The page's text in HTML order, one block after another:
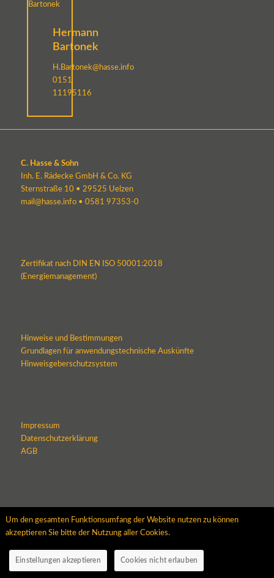
Hermann
Bartonek
H.Bartonek@hasse.info
0151
11195116
C. Hasse & Sohn
Inh. E. Rädecke GmbH & Co. KG
Sternstraße 10 • 29525 Uelzen
mail@hasse.info• 0581 97353-0
Zertifikat nach DIN EN ISO 50001:2018
(Energiemanagement)
Hinweise und Bestimmungen
Grundlagen für anwendungstechnische Auskünfte
Hinweisgeberschutzsystem
Impressum
Datenschutzerklärung
AGB
Um den gesamten Funktionsumfang der Website nutzen zu können
akzeptieren Sie bitte der Nutzung aller Cookies.
Einstellungen akzeptieren Cookies nicht erlauben